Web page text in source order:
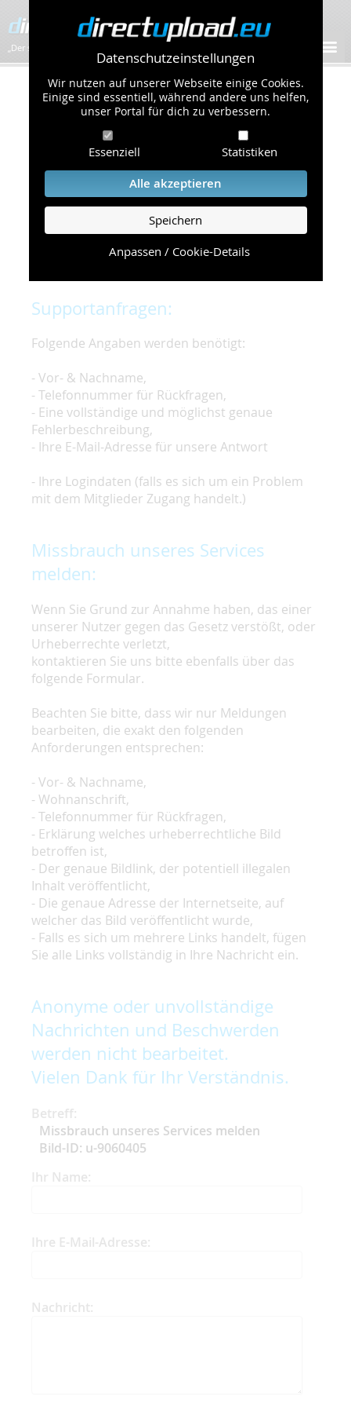
Datenschutzeinstellungen
Wir nutzen auf unserer Webseite einige Cookies.
Einige sind essentiell, während andere uns helfen,
unser Portal für dich zu verbessern.
Essenziell Statistiken
Alle akzeptieren
Speichern
Anpassen / Cookie-Details
„Der schnellste Bilder-Hoster im Web!”
Kontakt & Support
Um eine schnelle und unkomplizierte
Bearbeitung Ihres Problems zu gewährleisten,
bitten wir Sie,
folgende Punkte zu beachten und einzuhalten.
Die schnellste Hilfe finden Sie auf unserer
Seite, die die häufig gestellten Fragen
Supportanfragen:
Folgende Angaben werden benötigt:
- Vor- & Nachname,
- Telefonnummer für Rückfragen,
- Eine vollständige und möglichst genaue
Fehlerbeschreibung,
- Ihre E-Mail-Adresse für unsere Antwort
- Ihre Logindaten (falls es sich um ein Problem
mit dem Mitglieder Zugang handelt.)
Missbrauch unseres Services
melden:
Wenn Sie Grund zur Annahme haben, das einer
unserer Nutzer gegen das Gesetz verstößt, oder
Urheberrechte verletzt,
kontaktieren Sie uns bitte ebenfalls über das
folgende Formular.
Beachten Sie bitte, dass wir nur Meldungen
bearbeiten, die exakt den folgenden
Anforderungen entsprechen:
- Vor- & Nachname,
- Wohnanschrift,
- Telefonnummer für Rückfragen,
- Erklärung welches urheberrechtliche Bild
betroffen ist,
- Der genaue Bildlink, der potentiell illegalen
Inhalt veröffentlicht,
- Die genaue Adresse der Internetseite, auf
welcher das Bild veröffentlicht wurde,
- Falls es sich um mehrere Links handelt, fügen
Sie alle Links vollständig in Ihre Nachricht ein.
Anonyme oder unvollständige
Nachrichten und Beschwerden
werden nicht bearbeitet.
Vielen Dank für Ihr Verständnis.
Betreff:
Missbrauch unseres Services melden
Bild-ID: u-9060405
Ihr Name:
Ihre E-Mail-Adresse:
Nachricht: